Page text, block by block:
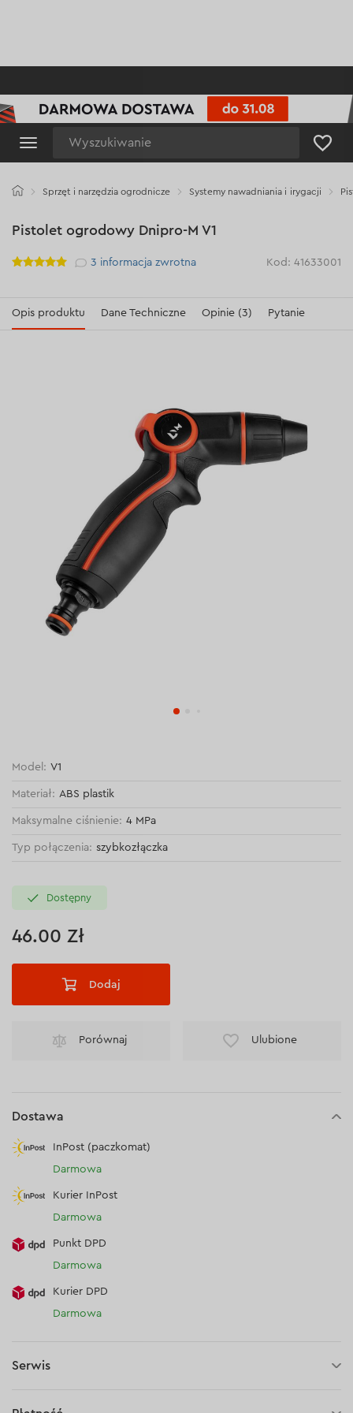
Sprzęt i narzędzia ogrodnicze Systemy nawadniania i irygacji
Pistolet ogrodowy Dnipro-M V1
Рейтинг 3 informacja zwrotna Kod: 41633001
Opis produktu Dane Techniczne Opinie (3) Pytanie
Model: V1
Materiał: ABS plastik
Maksymalne ciśnienie: 4 MPa
Typ połączenia: szybkozłączka
Dostępny
46.00 Zł
Dodaj
Porównaj Ulubione
Dostawa
InPost (paczkomat)
Darmowa
Kurier InPost
Darmowa
Punkt DPD
Darmowa
Kurier DPD
Darmowa
Serwis